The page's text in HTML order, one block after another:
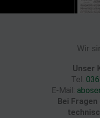
Wir
Unser
Tel.
E-Mail:
Bei